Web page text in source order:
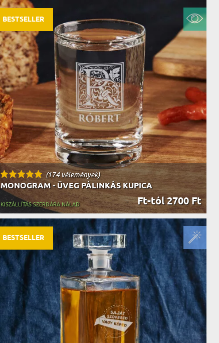
(174 vélemények)
MONOGRAM - ÜVEG PÁLINKÁS KUPICA
Ft-tól 2700 Ft
KISZÁLLÍTÁS SZERDÁRA NÁLAD
BESTSELLER
BESTSELLER